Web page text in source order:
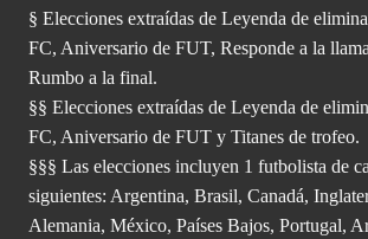
§ Elecciones extraídas de Leyenda de
FC, Aniversario de FUT, Responde a la
Rumbo a la final.
§§ Elecciones extraídas de Leyenda de
FC, Aniversario de FUT y Titanes de trofeo.
§§§ Las elecciones incluyen 1 futbolista de
siguientes: Argentina, Brasil, Canadá,
Alemania, México, Países Bajos, Portugal,